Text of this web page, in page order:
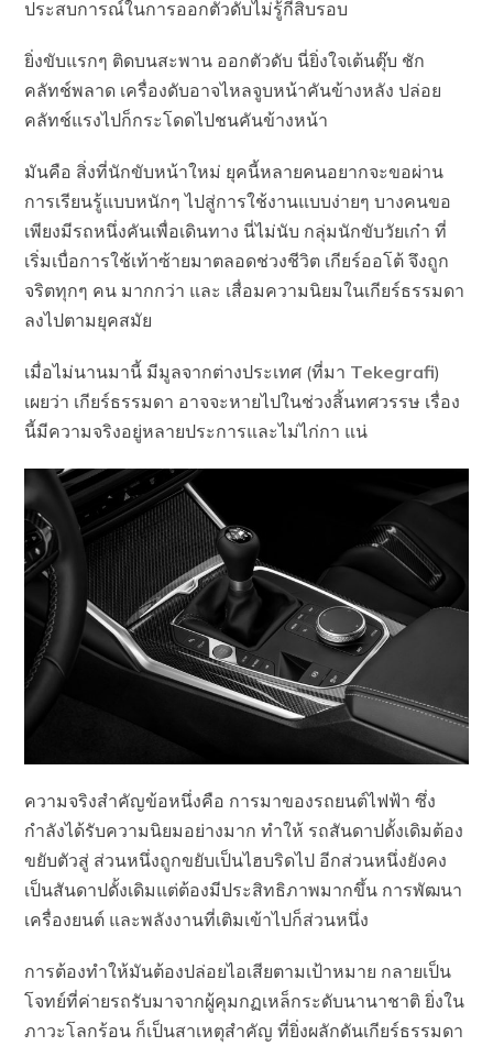
ประสบการณ์ในการออกตัวดับไม่รู้กี่สิบรอบ
ยิ่งขับแรกๆ ติดบนสะพาน ออกตัวดับ นี่ยิ่งใจเต้นตุ๊บ ชัก
คลัทช์พลาด เครื่องดับอาจไหลจูบหน้าคันข้างหลัง ปล่อย
คลัทช์แรงไปก็กระโดดไปชนคันข้างหน้า
มันคือ สิ่งที่นักขับหน้าใหม่ ยุคนี้หลายคนอยากจะขอผ่าน
การเรียนรู้แบบหนักๆ ไปสู่การใช้งานแบบง่ายๆ บางคนขอ
เพียงมีรถหนึ่งคันเพื่อเดินทาง นี่ไม่นับ กลุ่มนักขับวัยเก๋า ที่
เริ่มเบื่อการใช้เท้าซ้ายมาตลอดช่วงชีวิต เกียร์ออโต้ จึงถูก
จริตทุกๆ คน มากกว่า และ เสื่อมความนิยมในเกียร์ธรรมดา
ลงไปตามยุคสมัย
เมื่อไม่นานมานี้ มีมูลจากต่างประเทศ (ที่มา Tekegrafi)
เผยว่า เกียร์ธรรมดา อาจจะหายไปในช่วงสิ้นทศวรรษ เรื่อง
นี้มีความจริงอยู่หลายประการและไม่ไก่กา แน่
ความจริงสำคัญข้อหนึ่งคือ การมาของรถยนต์ไฟฟ้า ซึ่ง
กำลังได้รับความนิยมอย่างมาก ทำให้ รถสันดาปดั้งเดิมต้อง
ขยับตัวสู่ ส่วนหนึ่งถูกขยับเป็นไฮบริดไป อีกส่วนหนึ่งยังคง
เป็นสันดาปดั้งเดิมแต่ต้องมีประสิทธิภาพมากขึ้น การพัฒนา
เครื่องยนต์ และพลังงานที่เติมเข้าไปก็ส่วนหนึ่ง
การต้องทำให้มันต้องปล่อยไอเสียตามเป้าหมาย กลายเป็น
โจทย์ที่ค่ายรถรับมาจากผู้คุมกฏเหล็กระดับนานาชาติ ยิ่งใน
ภาวะโลกร้อน ก็เป็นสาเหตุสำคัญ ที่ยิ่งผลักดันเกียร์ธรรมดา